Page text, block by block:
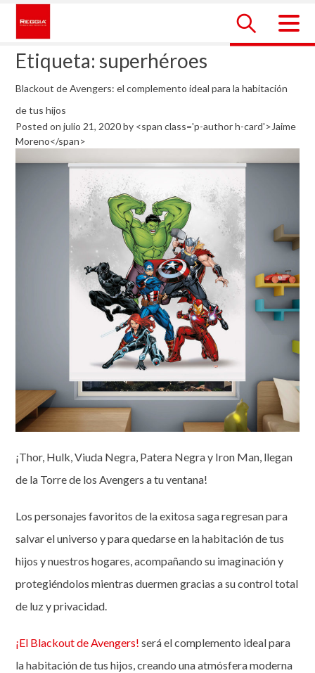
Skip
content
Etiqueta: superhéroes
Blackout de Avengers: el complemento ideal para la habitación
de tus hijos
Posted onjulio 21, 2020by <span class='p-author h-card'>Jaime
Moreno</span>
¡Thor, Hulk, Viuda Negra, Patera Negra y Iron Man, llegan
de la Torre de los Avengers a tu ventana!
Los personajes favoritos de la exitosa saga regresan para
salvar el universo y para quedarse en la habitación de tus
hijos y nuestros hogares, acompañando su imaginación y
protegiéndolos mientras duermen gracias a su control total
de luz y privacidad.
¡El Blackout de Avengers! será el complemento ideal para
la habitación de tus hijos, creando una atmósfera moderna